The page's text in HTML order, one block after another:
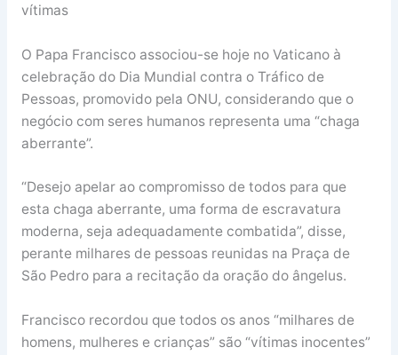
vítimas
O Papa Francisco associou-se hoje no Vaticano à
celebração do Dia Mundial contra o Tráfico de
Pessoas, promovido pela ONU, considerando que o
negócio com seres humanos representa uma “chaga
aberrante”.
“Desejo apelar ao compromisso de todos para que
esta chaga aberrante, uma forma de escravatura
moderna, seja adequadamente combatida”, disse,
perante milhares de pessoas reunidas na Praça de
São Pedro para a recitação da oração do ângelus.
Francisco recordou que todos os anos “milhares de
homens, mulheres e crianças” são “vítimas inocentes”